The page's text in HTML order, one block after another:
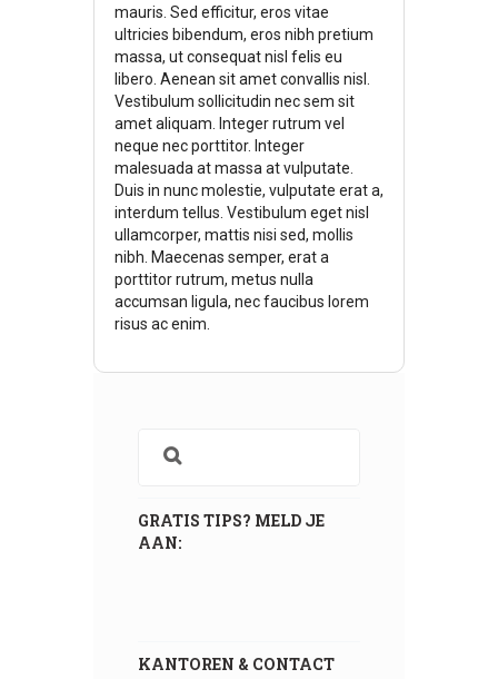
mauris. Sed efficitur, eros vitae
ultricies bibendum, eros nibh pretium
massa, ut consequat nisl felis eu
libero. Aenean sit amet convallis nisl.
Vestibulum sollicitudin nec sem sit
amet aliquam. Integer rutrum vel
neque nec porttitor. Integer
malesuada at massa at vulputate.
Duis in nunc molestie, vulputate erat a,
interdum tellus. Vestibulum eget nisl
ullamcorper, mattis nisi sed, mollis
nibh. Maecenas semper, erat a
porttitor rutrum, metus nulla
accumsan ligula, nec faucibus lorem
risus ac enim.
GRATIS TIPS? MELD JE
AAN:
KANTOREN & CONTACT